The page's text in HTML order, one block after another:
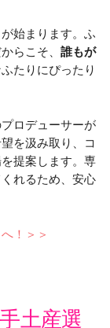
始まります。ふ
らこそ、 誰もが
たりにぴったり
ロデューサーが
を汲み取り、コ
提案します。専
れるため、安心
！＞＞
土産選